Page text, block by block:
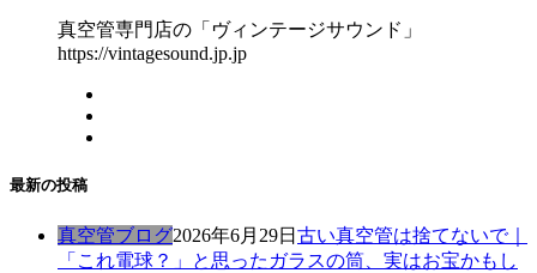
真空管専門店の「ヴィンテージサウンド」
https://vintagesound.jp.jp
最新の投稿
真空管ブログ2026年6月29日 古い真空管は捨てないで｜
「これ電球？」と思ったガラスの筒、実はお宝かもし